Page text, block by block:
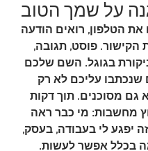
על שמך הטוב
הטלפון, רואים הודעה
הקישור. פוסט, תגובה,
בגוגל. השם שלכם
שנכתבו עליכם לא רק
גם מסוכנים. תוך דקות
מחשבות: מי כבר ראה
יפגע לי בעבודה, בעסק,
בכלל אפשר לעשות.